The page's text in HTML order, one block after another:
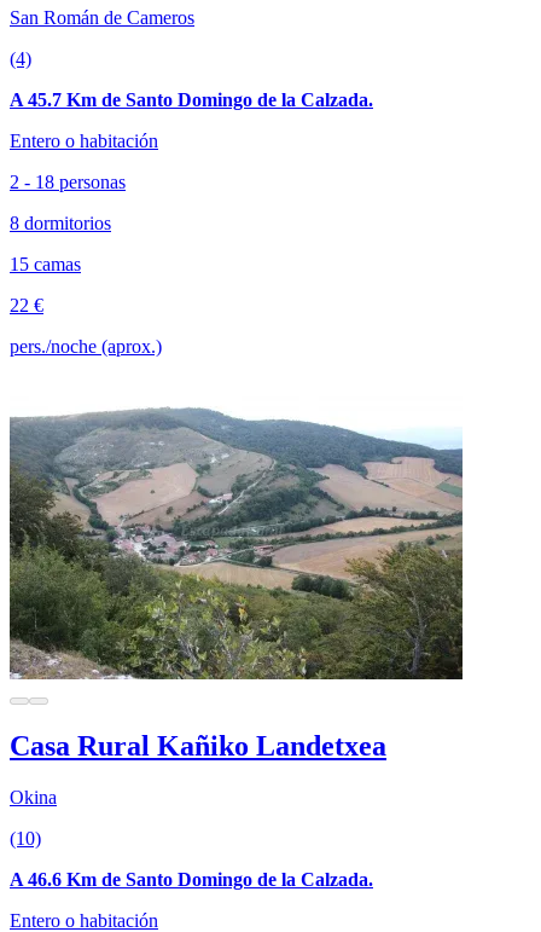
San Román de Cameros
(4)
A 45.7 Km de Santo Domingo de la Calzada.
Entero o habitación
2 - 18 personas
8 dormitorios
15 camas
22 €
pers./noche (aprox.)
Casa Rural Kañiko Landetxea
Okina
(10)
A 46.6 Km de Santo Domingo de la Calzada.
Entero o habitación